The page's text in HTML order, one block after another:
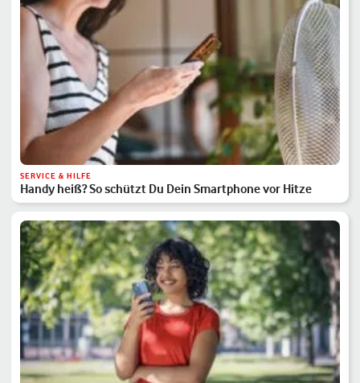
SERVICE & HILFE
Handy heiß? So schützt Du Dein Smartphone vor Hitze